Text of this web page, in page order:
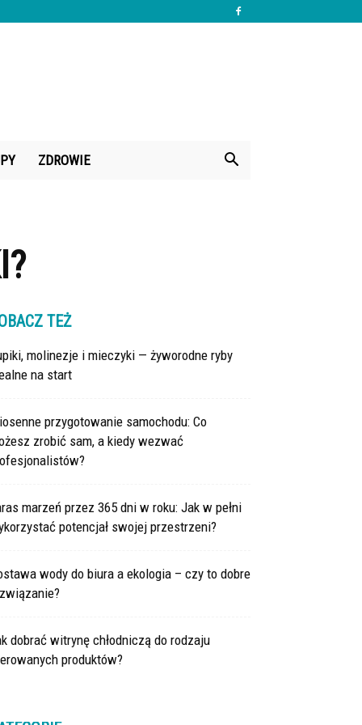
ZDROWIE
TEŻ
molinezje i mieczyki — żyworodne ryby
na start
przygotowanie samochodu: Co
zrobić sam, a kiedy wezwać
marzeń przez 365 dni w roku: Jak w pełni
potencjał swojej przestrzeni?
wody do biura a ekologia – czy to dobre
dobrać witrynę chłodniczą do rodzaju
produktów?